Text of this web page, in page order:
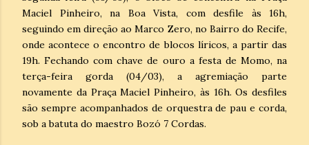
Maciel Pinheiro, na Boa Vista, com desfile às 16h,
seguindo em direção ao Marco Zero, no Bairro do Recife,
onde acontece o encontro de blocos líricos, a partir das
19h. Fechando com chave de ouro a festa de Momo, na
terça-feira gorda (04/03), a agremiação parte
novamente da Praça Maciel Pinheiro, às 16h. Os desfiles
são sempre acompanhados de orquestra de pau e corda,
sob a batuta do maestro Bozó 7 Cordas.